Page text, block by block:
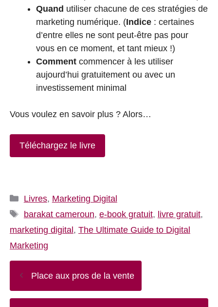
Quand utiliser chacune de ces stratégies de
marketing numérique. (Indice : certaines
d’entre elles ne sont peut-être pas pour
vous en ce moment, et tant mieux !)
Comment commencer à les utiliser
aujourd’hui gratuitement ou avec un
investissement minimal
Vous voulez en savoir plus ? Alors…
Téléchargez le livre
Catégories
Livres, Marketing Digital
Étiquettes
barakat cameroun, e-book gratuit, livre gratuit,
marketing digital , The Ultimate Guide to Digital
Marketing
Place aux pros de la vente